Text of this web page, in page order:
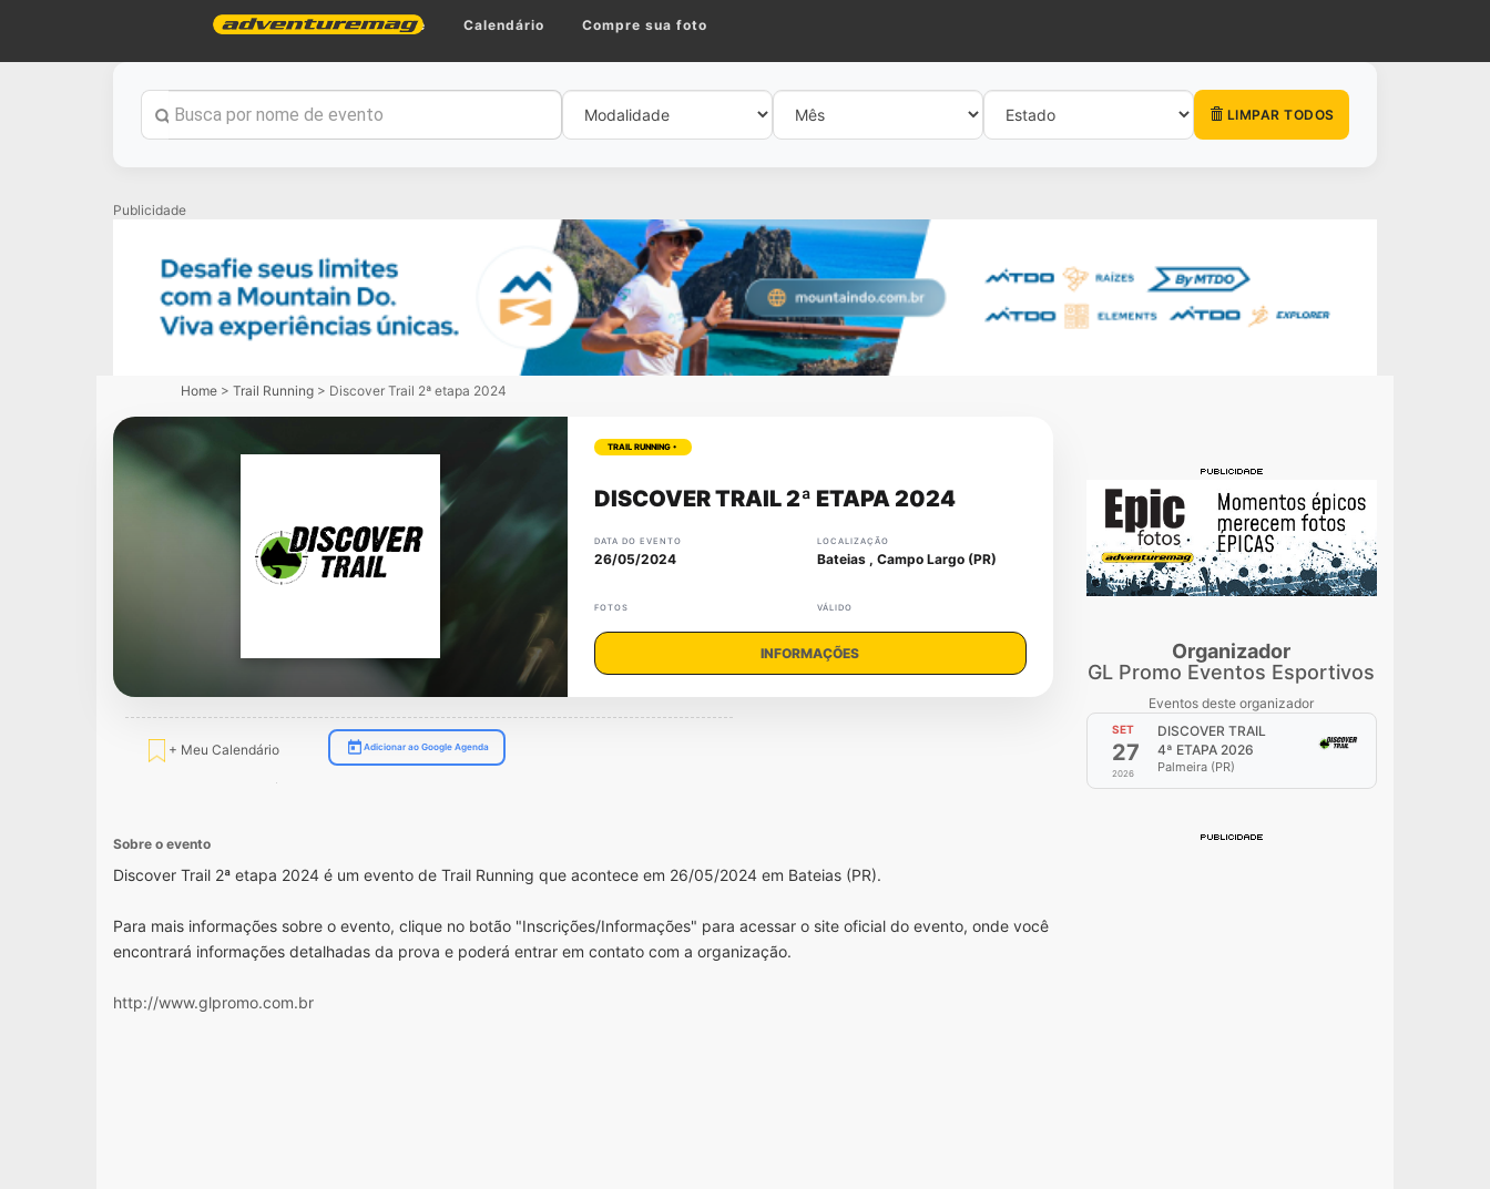
Home Calendário Compre sua foto
LIMPAR TODOS
Publicidade
Home > Trail Running > Discover Trail 2ª etapa 2024
TRAIL RUNNING •
DISCOVER TRAIL 2ª ETAPA 2024
DATA DO EVENTO
26/05/2024
LOCALIZAÇÃO
Bateias , Campo Largo (PR)
FOTOS VÁLIDO
INFORMAÇÕES
+ Meu Calendário Adicionar ao Google Agenda
Sobre o evento
Discover Trail 2ª etapa 2024 é um evento de Trail Running que acontece em 26/05/2024 em Bateias (PR).
Para mais informações sobre o evento, clique no botão "Inscrições/Informações" para acessar o site oficial do evento, onde você
encontrará informações detalhadas da prova e poderá entrar em contato com a organização.
http://www.glpromo.com.br
Organizador
GL Promo Eventos Esportivos
Eventos deste organizador
SET
27
2026
DISCOVER TRAIL
4ª ETAPA 2026
Palmeira (PR)